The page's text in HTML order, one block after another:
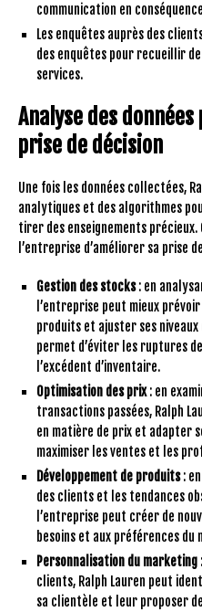
communication en
Les enquêtes auprès des
des enquêtes pour recueillir
services.
Analyse des
prise de décision
Une fois les données collectées,
analytiques et des algorithmes
tirer des enseignements
l’entreprise d’améliorer sa prise
Gestion des stocks: en
l’entreprise peut mieux
produits et ajuster ses niveaux
permet d’éviter les ruptures
l’excédent d’inventaire.
Optimisation des prix: en
transactions passées, Ralph
en matière de prix et adapter
maximiser les ventes et les
Développement de produits:
des clients et les tendances
l’entreprise peut créer de
besoins et aux préférences du
Personnalisation du marketing
clients, Ralph Lauren peut
sa clientèle et leur proposer